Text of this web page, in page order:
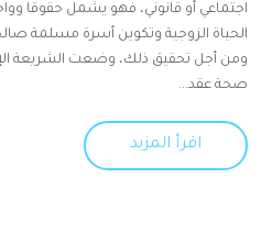
اجتماعي أو قانوني، فهو يشمل حقوقًا
الحياة الزوجية وتكوين أسرة مسلمة
ومن أجل تحقيق ذلك، وضعت الشريعة
صحة عقد...
اقرأ المزيد